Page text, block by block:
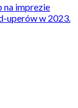
na imprezie
uperów w 2023.